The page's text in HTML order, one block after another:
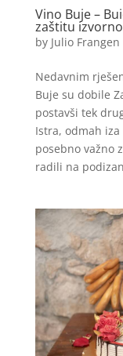
Vino Buje –
zaštitu
by Julio Frangen
Nedavnim
Buje su dobile
postavši tek
Istra, odmah
posebno važno
radili na